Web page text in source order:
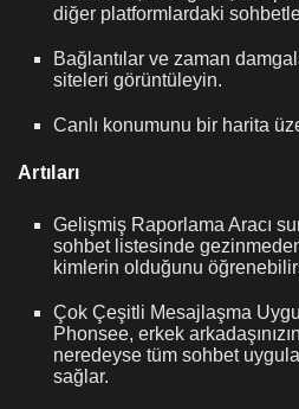
diğer platformlardaki
Bağlantılar ve zaman
siteleri görüntüleyin.
Canlı konumunu bir harita
Artıları
Gelişmiş Raporlama Aracı
sohbet listesinde
kimlerin olduğunu
Çok Çeşitli Mesajlaşma
Phonsee, erkek
neredeyse tüm sohbet
sağlar.